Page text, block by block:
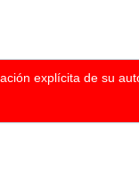
explícita de su